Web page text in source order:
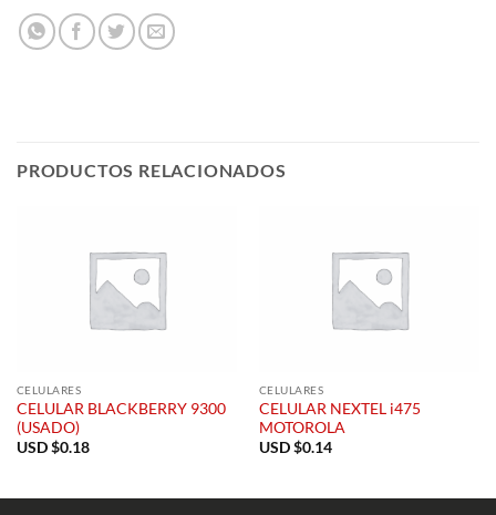
PRODUCTOS RELACIONADOS
CELULARES
CELULAR BLACKBERRY 9300
(USADO)
USD $0.18
CELULARES
CELULAR NEXTEL i475
MOTOROLA
USD $0.14